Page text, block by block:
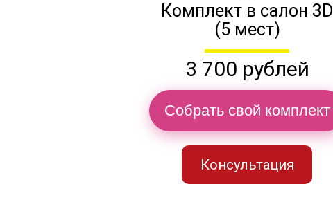
Комплект в салон 3D
(5 мест)
3 700 рублей
Собрать свой комплект
Консультация